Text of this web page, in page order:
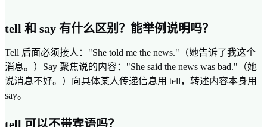
tell 和 say 有什么区别？能举例说明吗？
Tell 后面必须接人："She told me the news."（她告诉了我这个
消息。）Say 聚焦说的内容："She said the news was bad."（她
说消息不好。）向具体某人传递信息用 tell，转述内容本身用
say。
tell 可以不带宾语吗？